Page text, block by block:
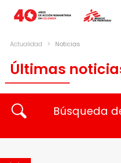
Actualidad > Noticias
Últimas
Búsqueda